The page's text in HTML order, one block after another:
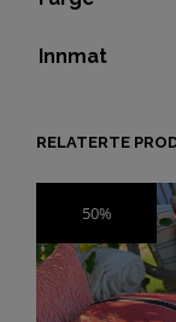
Innmat
RELATERTE
50%
SALG